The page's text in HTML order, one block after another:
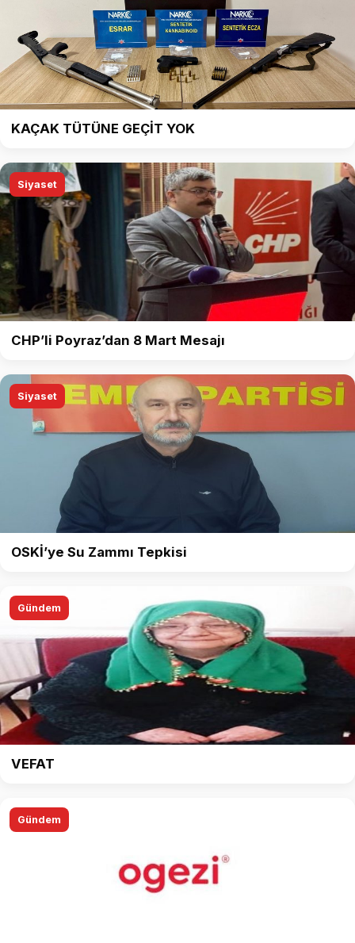
KAÇAK TÜTÜNE GEÇİT YOK
Siyaset
CHP’li Poyraz’dan 8 Mart Mesajı
Siyaset
OSKİ’ye Su Zammı Tepkisi
Gündem
VEFAT
Gündem